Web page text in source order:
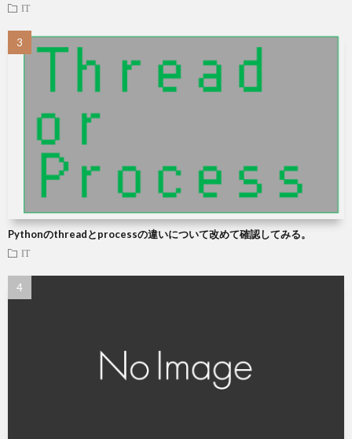
IT
Pythonのthreadとprocessの違いについて改めて確認してみる。
IT